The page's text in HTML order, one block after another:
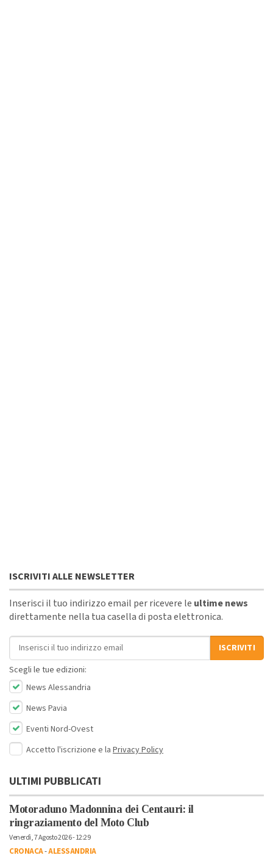
ISCRIVITI ALLE NEWSLETTER
Inserisci il tuo indirizzo email per ricevere le ultime news
direttamente nella tua casella di posta elettronica.
Indirizzo email
ISCRIVITI
Scegli le tue edizioni:
News Alessandria
News Pavia
Eventi Nord-Ovest
Accetto l'iscrizione e la Privacy Policy
ULTIMI PUBBLICATI
Motoraduno Madonnina dei Centauri: il
ringraziamento del Moto Club
Venerdì, 7 Agosto 2026 - 12:29
CRONACA-ALESSANDRIA